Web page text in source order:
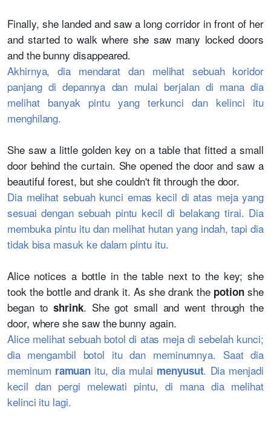
Finally, she landed and saw a long corridor in front of her
and started to walk where she saw many locked doors
and the bunny disappeared.
Akhirnya, dia mendarat dan melihat sebuah koridor
panjang di depannya dan mulai berjalan di mana dia
melihat banyak pintu yang terkunci dan kelinci itu
menghilang.
She saw a little golden key on a table that fitted a small
door behind the curtain. She opened the door and saw a
beautiful forest, but she couldn't fit through the door.
Dia melihat sebuah kunci emas kecil di atas meja yang
sesuai dengan sebuah pintu kecil di belakang tirai. Dia
membuka pintu itu dan melihat hutan yang indah, tapi dia
tidak bisa masuk ke dalam pintu itu.
Alice notices a bottle in the table next to the key; she
took the bottle and drank it. As she drank the potionshe
began toshrink. She got small and went through the
door, where she saw the bunny again.
Alice melihat sebuah botol di atas meja di sebelah kunci;
dia mengambil botol itu dan meminumnya. Saat dia
meminum ramuan itu, dia mulai menyusut. Dia menjadi
kecil dan pergi melewati pintu, di mana dia melihat
kelinci itu lagi.